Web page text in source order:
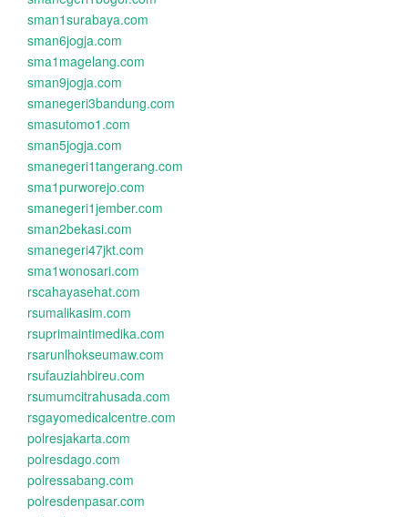
sman1surabaya.com
sman6jogja.com
sma1magelang.com
sman9jogja.com
smanegeri3bandung.com
smasutomo1.com
sman5jogja.com
smanegeri1tangerang.com
sma1purworejo.com
smanegeri1jember.com
sman2bekasi.com
smanegeri47jkt.com
sma1wonosari.com
rscahayasehat.com
rsumalikasim.com
rsuprimaintimedika.com
rsarunlhokseumaw.com
rsufauziahbireu.com
rsumumcitrahusada.com
rsgayomedicalcentre.com
polresjakarta.com
polresdago.com
polressabang.com
polresdenpasar.com